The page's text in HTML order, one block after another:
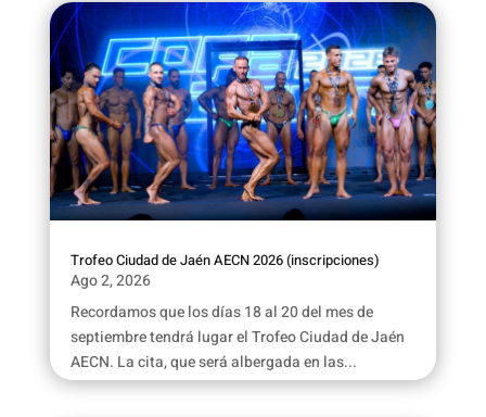
Trofeo Ciudad de Jaén AECN 2026 (inscripciones)
Ago 2, 2026
Recordamos que los días 18 al 20 del mes de
septiembre tendrá lugar el Trofeo Ciudad de Jaén
AECN. La cita, que será albergada en las...